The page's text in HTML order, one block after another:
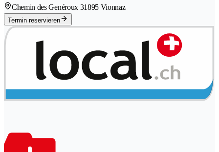
Chemin des Genéroux 31895 Vionnaz
Termin reservieren